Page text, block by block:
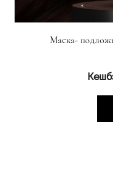
Маска-